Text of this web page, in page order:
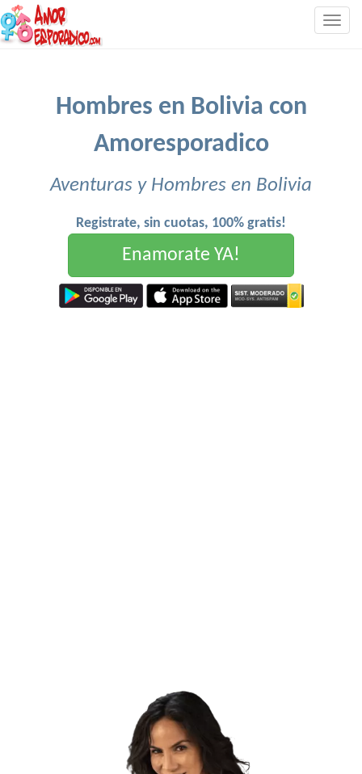
Hombres en Bolivia con
Amoresporadico
Aventuras y Hombres en Bolivia
Registrate, sin cuotas, 100% gratis!
Enamorate YA!